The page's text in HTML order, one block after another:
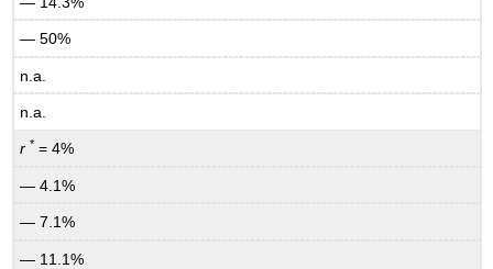
— 50%
n.a.
n.a.
r * = 4%
— 4.1%
— 7.1%
— 11.1%